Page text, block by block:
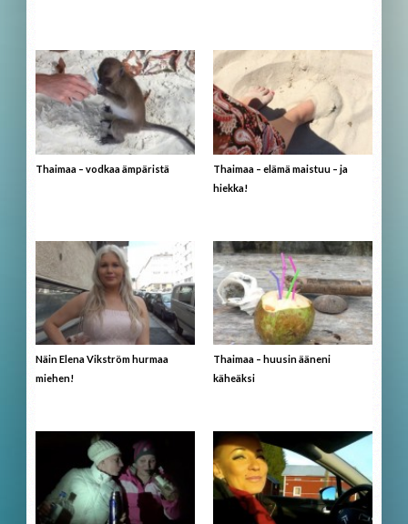
Thaimaa – vodkaa ämpäristä
Thaimaa – elämä maistuu – ja
hiekka!
Näin Elena Vikström hurmaa
miehen!
Thaimaa – huusin ääneni
käheäksi